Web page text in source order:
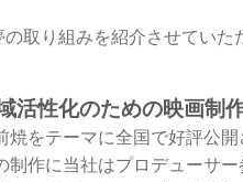
取り組みを紹介させていた
活性化のための映画制
焼をテーマに全国で好評公開
制作に当社はプロデューサー